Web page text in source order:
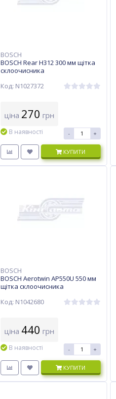
BOSCH
BOSCH Rear H312 300 мм щітка
склоочисника
Код: N1027372
ціна 270 грн
В наявності - +
КУПИТИ
BOSCH
BOSCH Aerotwin AP550U 550 мм
щітка склоочисника
Код: N1042680
ціна 440 грн
В наявності - +
КУПИТИ